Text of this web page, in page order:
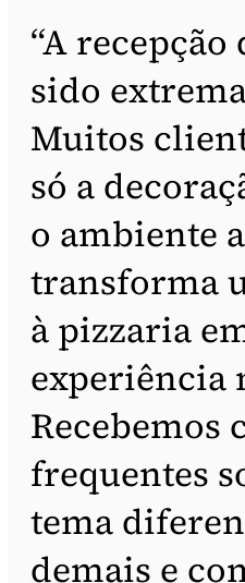
“A
sido
Muitos
só a
o ambiente
transforma
à pizzaria
experiência
Recebemos
frequentes
tema
demais e